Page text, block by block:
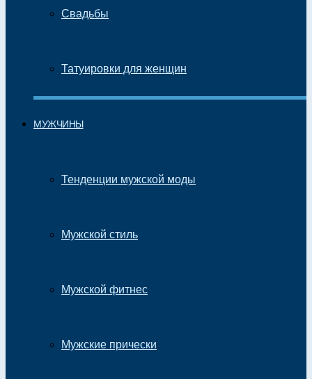
Свадьбы
Татуировки для женщин
МУЖЧИНЫ
Тенденции мужской моды
Мужской стиль
Мужской фитнес
Мужские прически